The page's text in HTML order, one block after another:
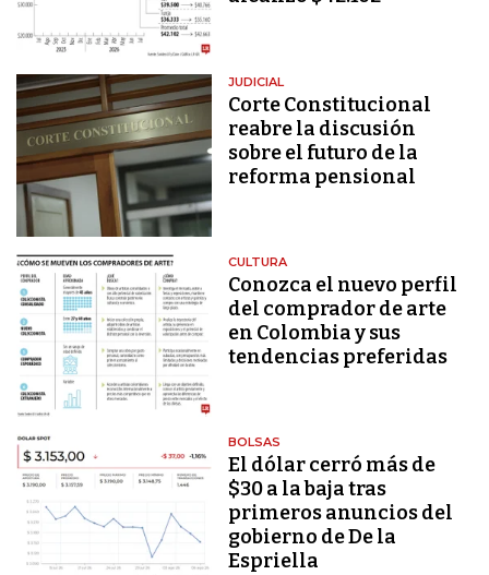
JUDICIAL
Corte Constitucional
reabre la discusión
sobre el futuro de la
reforma pensional
CULTURA
Conozca el nuevo perfil
del comprador de arte
en Colombia y sus
tendencias preferidas
BOLSAS
El dólar cerró más de
$30 a la baja tras
primeros anuncios del
gobierno de De la
Espriella